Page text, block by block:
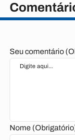
Seu comentário
Nome